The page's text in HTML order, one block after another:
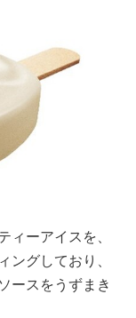
ーアイスを、
ングしており、
ースをうずまき